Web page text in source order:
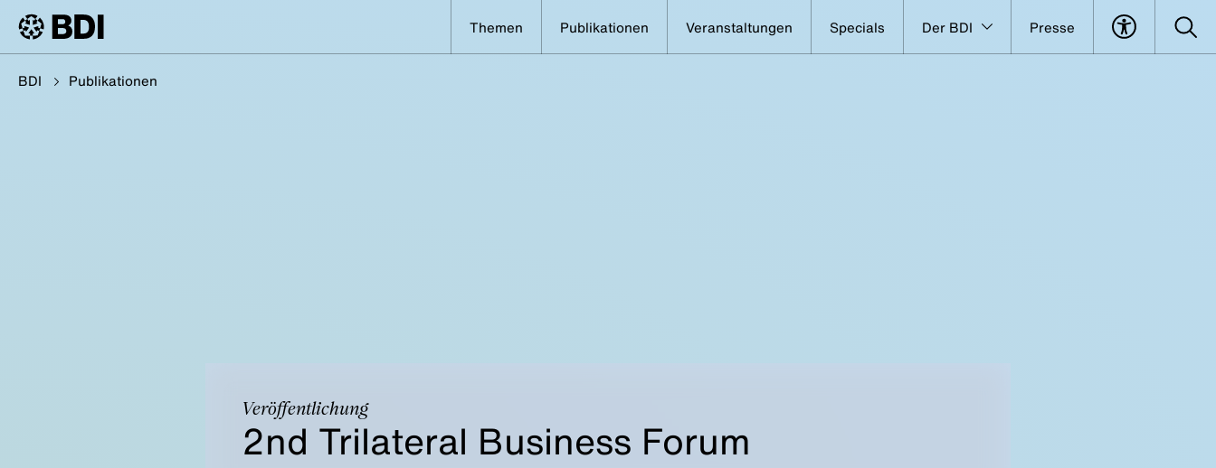
Themen Publikationen Veranstaltungen Specials Der BDI Presse
BDI Publikationen
Veröffentlichung
2nd Trilateral Business Forum